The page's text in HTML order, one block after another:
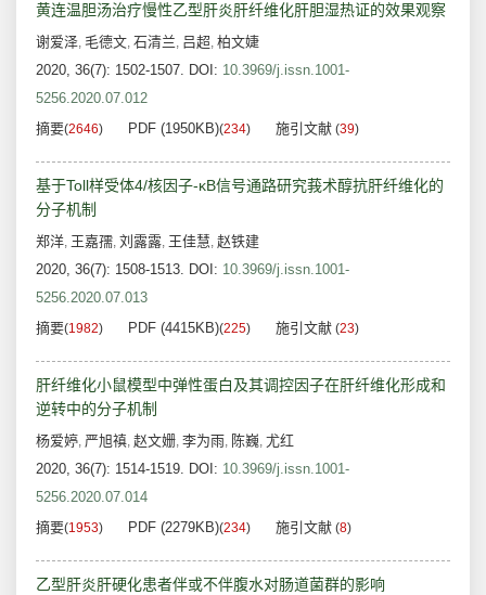
黄连温胆汤治疗慢性乙型肝炎肝纤维化肝胆湿热证的效果观察
谢爱泽, 毛德文, 石清兰, 吕超, 柏文婕
2020, 36(7): 1502-1507. DOI: 10.3969/j.issn.1001-
5256.2020.07.012
摘要(2646) PDF (1950KB)(234) 施引文献 (39)
基于Toll样受体4/核因子-κB信号通路研究莪术醇抗肝纤维化的
分子机制
郑洋, 王嘉孺, 刘露露, 王佳慧, 赵铁建
2020, 36(7): 1508-1513. DOI: 10.3969/j.issn.1001-
5256.2020.07.013
摘要(1982) PDF (4415KB)(225) 施引文献 (23)
肝纤维化小鼠模型中弹性蛋白及其调控因子在肝纤维化形成和
逆转中的分子机制
杨爱婷, 严旭禛, 赵文姗, 李为雨, 陈巍, 尤红
2020, 36(7): 1514-1519. DOI: 10.3969/j.issn.1001-
5256.2020.07.014
摘要(1953) PDF (2279KB)(234) 施引文献 (8)
乙型肝炎肝硬化患者伴或不伴腹水对肠道菌群的影响